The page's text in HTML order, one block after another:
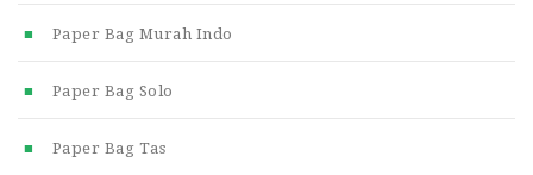
Paper Bag Murah Indo
Paper Bag Solo
Paper Bag Tas